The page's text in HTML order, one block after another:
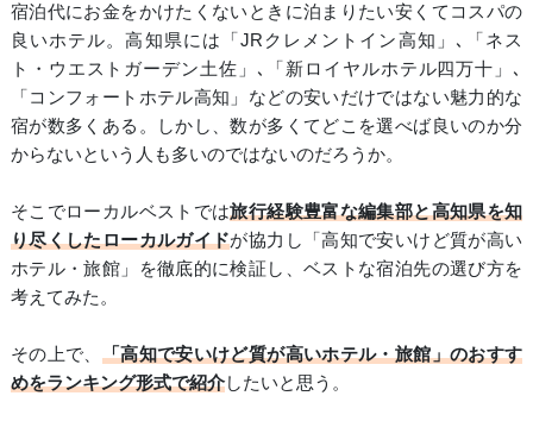
宿泊代にお金をかけたくないときに泊まりたい安くてコスパの
良いホテル。高知県には「JRクレメントイン高知」､「ネス
ト・ウエストガーデン土佐」､「新ロイヤルホテル四万十」､
「コンフォートホテル高知」などの安いだけではない魅力的な
宿が数多くある。しかし、数が多くてどこを選べば良いのか分
からないという人も多いのではないのだろうか。
そこでローカルベストでは旅行経験豊富な編集部と高知県を知
り尽くしたローカルガイドが協力し「高知で安いけど質が高い
ホテル・旅館」を徹底的に検証し、ベストな宿泊先の選び方を
考えてみた。
その上で、 「高知で安いけど質が高いホテル・旅館」のおすす
めをランキング形式で紹介したいと思う。